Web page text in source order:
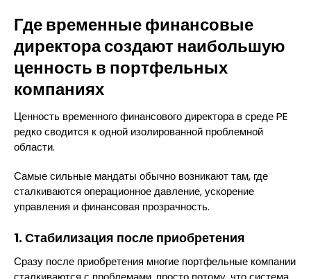
Где временные финансовые
директора создают наибольшую
ценность в портфельных
компаниях
Ценность временного финансового директора в среде PE
редко сводится к одной изолированной проблемной
области.
Самые сильные мандаты обычно возникают там, где
сталкиваются операционное давление, ускорение
управления и финансовая прозрачность.
1. Стабилизация после приобретения
Сразу после приобретения многие портфельные компании